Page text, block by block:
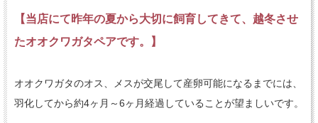
【当店にて昨年の夏から大切に飼育してきて、越冬させ
たオオクワガタペアです。】
オオクワガタのオス、メスが交尾して産卵可能になるまでには、
羽化してから約4ヶ月～6ヶ月経過していることが望ましいです。